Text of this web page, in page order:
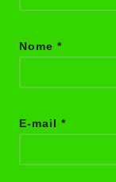
Nome *
E-mail *